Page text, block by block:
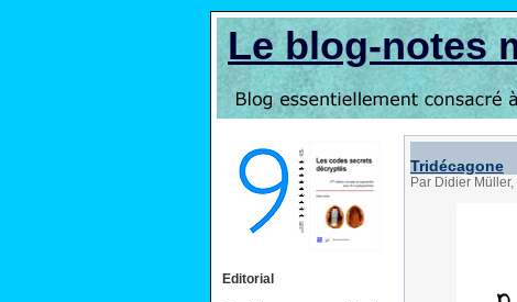
Le blog-notes
Editorial
Tridécagone
Par Didier